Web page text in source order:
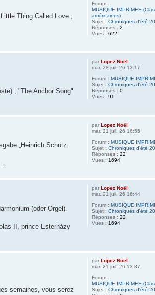
Forum :
MUSIQUE IMPRIMEE
américaines)
Sujet :Chroniques d'été
Réponses :2
Vues :622
Thing Called Love ;
parLopez Noël
mar. 28 juil. 26 13:17
Forum :MUSIQUE
Sujet :Chroniques d'été
Réponses :0
Vues :91
; "The Anchor Song"
parLopez Noël
mar. 21 juil. 26 16:55
Forum :MUSIQUE
Sujet :Chroniques d'été
Réponses :22
Vues : 1694
„Heinrich Schütz.
parLopez Noël
mar. 21 juil. 26 16:44
Forum :MUSIQUE
Sujet :Chroniques d'été
Réponses :22
Vues : 1694
(oder Orgel).
II, prince Esterházy
parLopez Noël
mar. 21 juil. 26 13:37
Forum :
MUSIQUE IMPRIMEE
Sujet :Chroniques d'été
semaines, vous serez